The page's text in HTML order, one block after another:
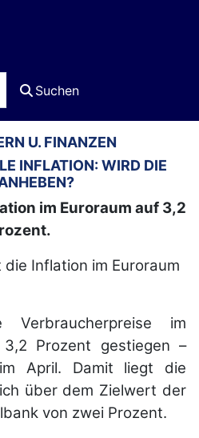
Suchen
U. FINANZEN
INFLATION: WIRD DIE
im Euroraum auf 3,2
Inflation im Euroraum
im
Prozent gestiegen –
April. Damit liegt die
über dem Zielwert der
von zwei Prozent.